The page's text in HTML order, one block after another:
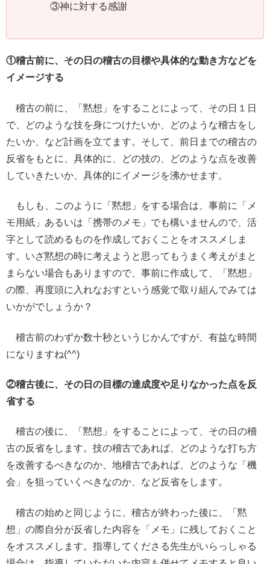
③神に対する感謝
①稽古前に、その日の稽古の目標や具体的な動き方などを
イメージする
稽古の前に、「黙想」をすることによって、その日１日
で、どのような技を身につけたいか、どのような稽古をし
たいか、など計画を立てます。そして、前日までの稽古の
反省をもとに、具体的に、どの技の、どのような点を改善
していきたいか、具体的にイメージを沸かせます。
もしも、このように「黙想」をする場合は、事前に「メ
モ用紙」あるいは「携帯のメモ」でも構いませんので、活
字として読めるものを作成しておくことをオススメしま
す。いざ黙想の時に考えようと思ってもうまく考えがまと
まらない場合もありますので、事前に作成して、「黙想」
の際、再度頭に入れなおすという感覚で取り組んでみては
いかがでしょうか？
稽古前のわずか数十秒というじかんですが、有益な時間
になりますね(^^)
②稽古後に、その日の目標の達成度や足りなかった点を反
省する
稽古の後に、「黙想」をすることによって、その日の稽
古の反省をします。技の稽古であれば、どのような打ち方
を改善するべきなのか、地稽古であれば、どのような「機
会」を狙っていくべきなのか、など反省をします。
稽古の始めと同じように、稽古が終わった後に、「黙
想」の際自分が反省した内容を「メモ」に残しておくこと
をオススメします。指導してくださる先生がいらっしゃる